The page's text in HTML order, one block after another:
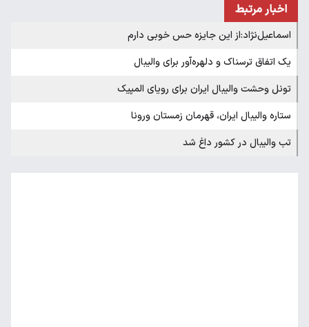
اخبار مرتبط
اسماعیل‌نژاد:از این جایزه حس خوبی دارم
یک اتفاق ترسناک و دلهره‌آور برای والیبال
تونل وحشت والیبال ایران برای رویای المپیک
ستاره والیبال ایران، قهرمان زمستان ورونا
تب والیبال در کشور داغ شد